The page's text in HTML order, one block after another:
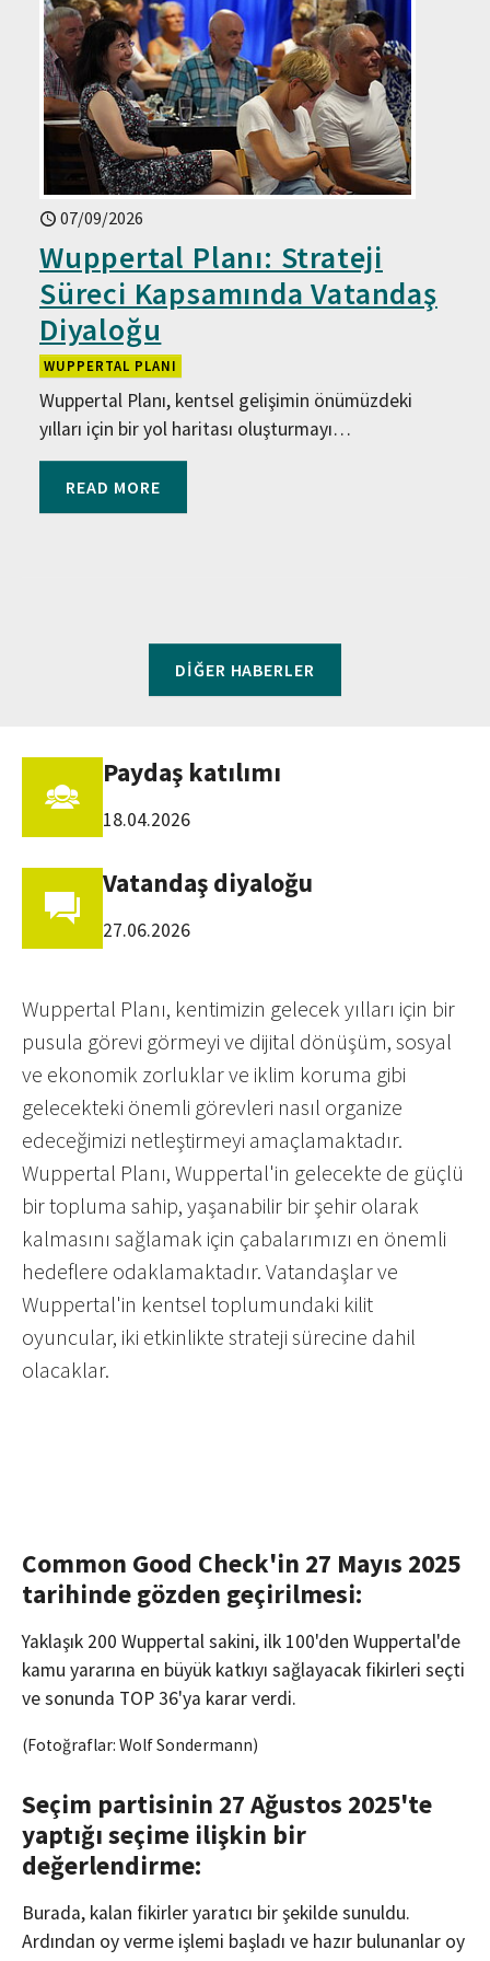
07/09/2026
Wuppertal Planı: Strateji
Süreci Kapsamında Vatandaş
Diyaloğu
WUPPERTAL PLANI
Wuppertal Planı, kentsel gelişimin önümüzdeki
yılları için bir yol haritası oluşturmayı…
READ MORE
DİĞER HABERLER
Paydaş katılımı
18.04.2026
Vatandaş diyaloğu
27.06.2026
Wuppertal Planı, kentimizin gelecek yılları için bir
pusula görevi görmeyi ve dijital dönüşüm, sosyal
ve ekonomik zorluklar ve iklim koruma gibi
gelecekteki önemli görevleri nasıl organize
edeceğimizi netleştirmeyi amaçlamaktadır.
Wuppertal Planı, Wuppertal'in gelecekte de güçlü
bir topluma sahip, yaşanabilir bir şehir olarak
kalmasını sağlamak için çabalarımızı en önemli
hedeflere odaklamaktadır. Vatandaşlar ve
Wuppertal'in kentsel toplumundaki kilit
oyuncular, iki etkinlikte strateji sürecine dahil
olacaklar.
Common Good Check'in 27 Mayıs 2025
tarihinde gözden geçirilmesi:
Yaklaşık 200 Wuppertal sakini, ilk 100'den Wuppertal'de
kamu yararına en büyük katkıyı sağlayacak fikirleri seçti
ve sonunda TOP 36'ya karar verdi.
(Fotoğraflar: Wolf Sondermann)
Seçim partisinin 27 Ağustos 2025'te
yaptığı seçime ilişkin bir
değerlendirme:
Burada, kalan fikirler yaratıcı bir şekilde sunuldu.
Ardından oy verme işlemi başladı ve hazır bulunanlar oy